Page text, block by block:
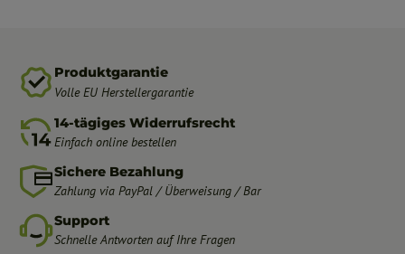
Produktgarantie
Volle EU Herstellergarantie
14-tägiges Widerrufsrecht
Einfach online bestellen
Sichere Bezahlung
Zahlung via PayPal / Überweisung / Bar
Support
Schnelle Antworten auf Ihre Fragen